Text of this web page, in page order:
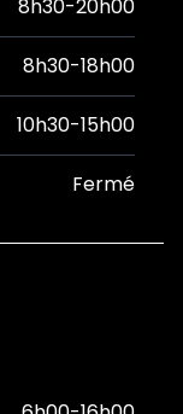
8h30-20h00
8h30-18h00
10h30-15h00
Fermé